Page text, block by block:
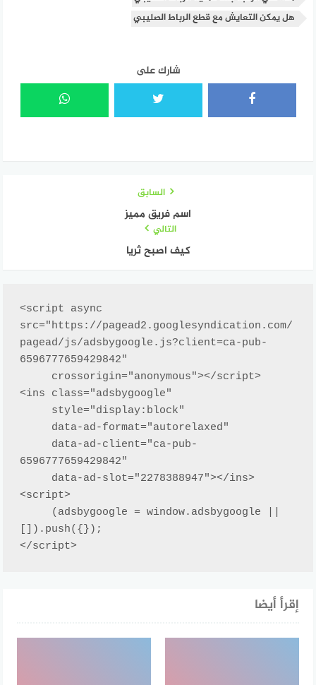
هل يمكن التعايش مع قطع الرباط الصليبي
شارك على
السابق
اسم فريق مميز
التالي
كيف اصبح ثريا
<script async
src="https://pagead2.googlesyndication.com/
pagead/js/adsbygoogle.js?client=ca-pub-
6596777659429842"
<ins class="adsbygoogle"
6596777659429842"
<script>
[]).push({});
</script>
إقرأ أيضا